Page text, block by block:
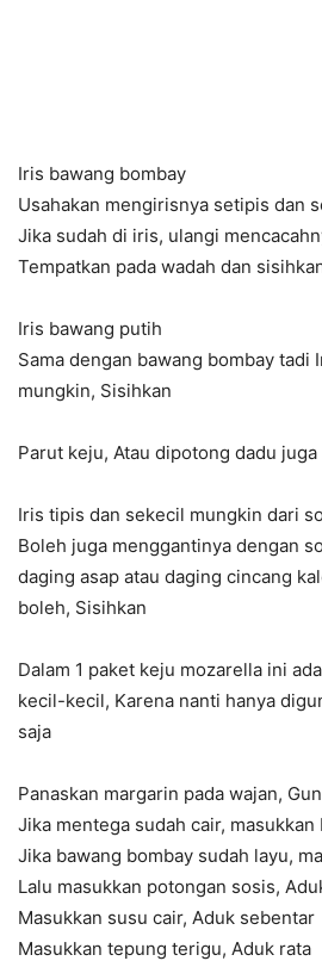
Iris bawang bombay
Usahakan mengirisnya setipis dan
Jika sudah di iris, ulangi
Tempatkan pada wadah dan
Iris bawang putih
Sama dengan bawang bombay tadi
mungkin, Sisihkan
Parut keju, Atau dipotong dadu
Iris tipis dan sekecil mungkin dari
Boleh juga menggantinya dengan
daging asap atau daging cincang
boleh, Sisihkan
Dalam 1 paket keju mozarella ini
kecil-kecil, Karena nanti hanya
saja
Panaskan margarin pada wajan,
Jika mentega sudah cair, masukkan
Jika bawang bombay sudah layu,
Lalu masukkan potongan sosis,
Masukkan susu cair, Aduk sebentar
Masukkan tepung terigu, Aduk rata